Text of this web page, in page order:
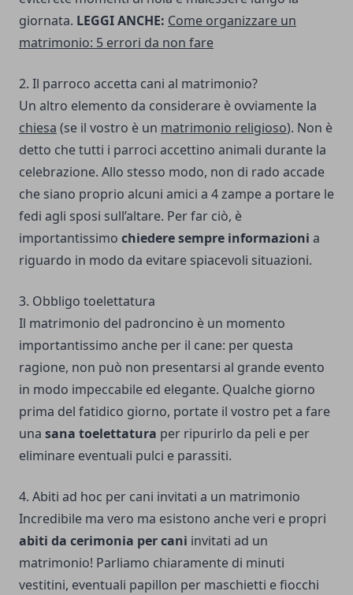
giornata. LEGGI ANCHE: Come organizzare un
matrimonio: 5 errori da non fare
2. Il parroco accetta cani al matrimonio?
Un altro elemento da considerare è ovviamente la
chiesa (se il vostro è un matrimonio religioso). Non è
detto che tutti i parroci accettino animali durante la
celebrazione. Allo stesso modo, non di rado accade
che siano proprio alcuni amici a 4 zampe a portare le
fedi agli sposi sull’altare. Per far ciò, è
importantissimo chiedere sempre informazioni a
riguardo in modo da evitare spiacevoli situazioni.
3. Obbligo toelettatura
Il matrimonio del padroncino è un momento
importantissimo anche per il cane: per questa
ragione, non può non presentarsi al grande evento
in modo impeccabile ed elegante. Qualche giorno
prima del fatidico giorno, portate il vostro pet a fare
una sana toelettatura per ripurirlo da peli e per
eliminare eventuali pulci e parassiti.
4. Abiti ad hoc per cani invitati a un matrimonio
Incredibile ma vero ma esistono anche veri e propri
abiti da cerimonia per cani invitati ad un
matrimonio! Parliamo chiaramente di minuti
vestitini, eventuali papillon per maschietti e fiocchi